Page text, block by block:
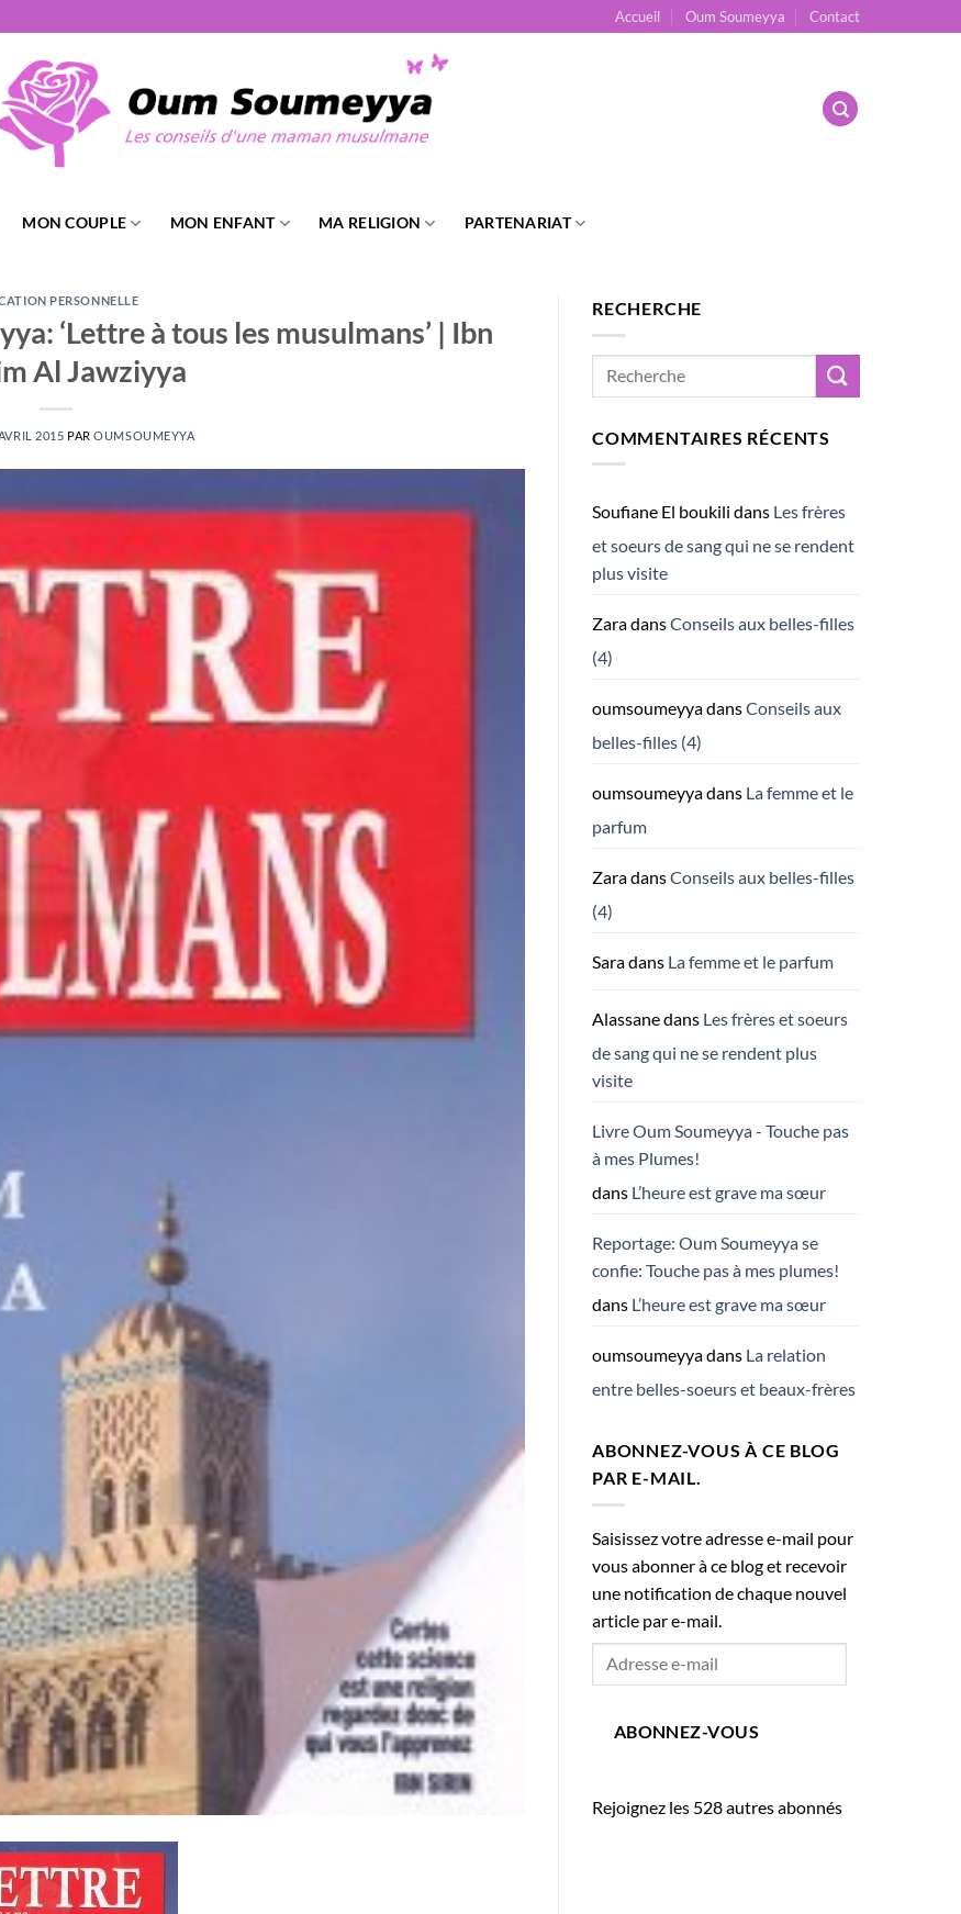
Accueil Oum Soumeyya Contact
MON COUPLE MON ENFANT MA RELIGION PARTENARIAT
PERSONNELLE
‘Lettre à tous les musulmans’ | Ibn
Al Jawziyya
2015 PAROUMSOUMEYYA
RECHERCHE
COMMENTAIRES RÉCENTS
Soufiane El boukili dans Les frères
et soeurs de sang qui ne se rendent
plus visite
ZaradansConseils aux belles-filles
(4)
oumsoumeyyadansConseils aux
belles-filles (4)
oumsoumeyyadans La femme et le
parfum
ZaradansConseils aux belles-filles
(4)
Saradans La femme et le parfum
Alassanedans Les frères et soeurs
de sang qui ne se rendent plus
visite
Livre Oum Soumeyya - Touche pas
à mes Plumes!
dans L’heure est grave ma sœur
Reportage: Oum Soumeyya se
confie: Touche pas à mes plumes!
dans L’heure est grave ma sœur
oumsoumeyyadans La relation
entre belles-soeurs et beaux-frères
ABONNEZ-VOUS À CE BLOG
PAR E-MAIL.
Saisissez votre adresse e-mail pour
vous abonner à ce blog et recevoir
une notification de chaque nouvel
article par e-mail.
Adresse
ABONNEZ-VOUS
Rejoignez les 528 autres abonnés